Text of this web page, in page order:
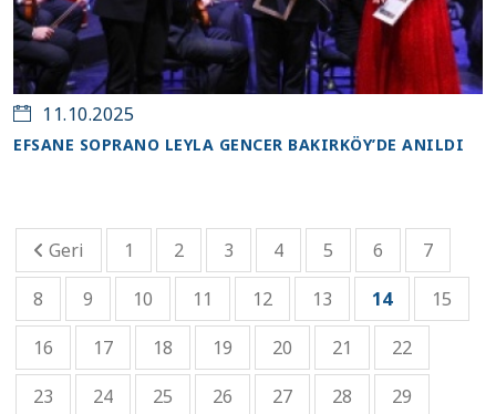
11.10.2025
EFSANE SOPRANO LEYLA GENCER BAKIRKÖY’DE ANILDI
Geri 1 2 3 4 5 6
7
8
9 10 11 12 13 14
15
16
17 18 19 20 21
22
23
24 25 26 27 28
29